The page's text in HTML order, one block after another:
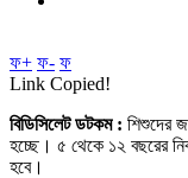
ফ+ ফ- ফ
Link Copied!
বিডিসিলেট ডটকম : শিশুদের
হচ্ছে। ৫ থেকে ১২ বছরের
হবে।